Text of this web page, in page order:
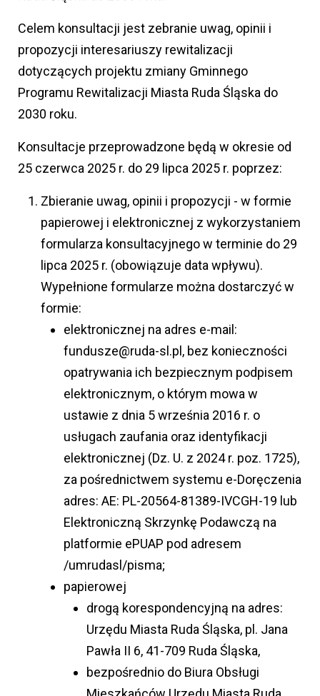
Celem konsultacji jest zebranie uwag, opinii i
propozycji interesariuszy rewitalizacji
dotyczących projektu zmiany Gminnego
Programu Rewitalizacji Miasta Ruda Śląska do
2030 roku.
Konsultacje przeprowadzone będą w okresie od
25 czerwca 2025 r. do 29 lipca 2025 r. poprzez:
Zbieranie uwag, opinii i propozycji - w formie
papierowej i elektronicznej z wykorzystaniem
formularza konsultacyjnego w terminie do 29
lipca 2025 r. (obowiązuje data wpływu).
Wypełnione formularze można dostarczyć w
formie:
elektronicznej na adres e-mail:
fundusze@ruda-sl.pl, bez konieczności
opatrywania ich bezpiecznym podpisem
elektronicznym, o którym mowa w
ustawie z dnia 5 września 2016 r. o
usługach zaufania oraz identyfikacji
elektronicznej (Dz. U. z 2024 r. poz. 1725),
za pośrednictwem systemu e-Doręczenia
adres: AE: PL-20564-81389-IVCGH-19 lub
Elektroniczną Skrzynkę Podawczą na
platformie ePUAP pod adresem
/umrudasl/pisma;
papierowej
drogą korespondencyjną na adres:
Urzędu Miasta Ruda Śląska, pl. Jana
Pawła II 6, 41-709 Ruda Śląska,
bezpośrednio do Biura Obsługi